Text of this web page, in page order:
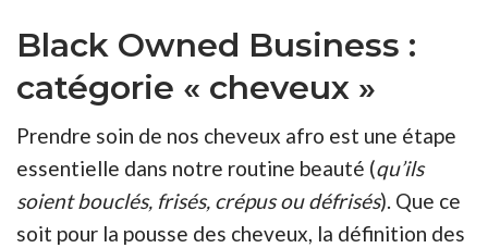
Black Owned Business :
catégorie « cheveux »
Prendre soin de nos cheveux afro est une étape
essentielle dans notre routine beauté (qu’ils
soient bouclés, frisés, crépus ou défrisés). Que ce
soit pour la pousse des cheveux, la définition des